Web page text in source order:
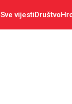
Sve vijestiDruštvo